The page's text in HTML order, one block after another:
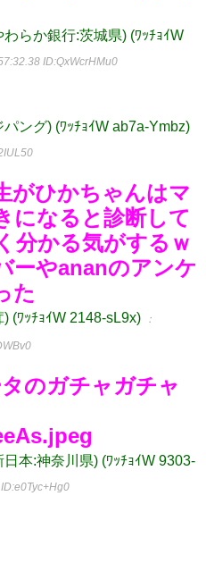
らか銀行:茨城県) (ﾜｯﾁｮｲW
ID:QxWcrHMu0
ング) (ﾜｯﾁｮｲW ab7a-Ymbz)
がひかちゃんはマ
になると診断して
分かる気がするｗ
ーやananのアンケ
た
(ﾜｯﾁｮｲW 2148-sL9x) ：
のガチャガチャ
本:神奈川県) (ﾜｯﾁｮｲW 9303-
ID:e0Tyc+Hg0